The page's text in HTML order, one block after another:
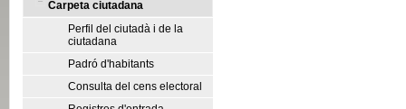
Carpeta ciutadana
Perfil del ciutadà i de la
ciutadana
Padró d'habitants
Consulta del cens electoral